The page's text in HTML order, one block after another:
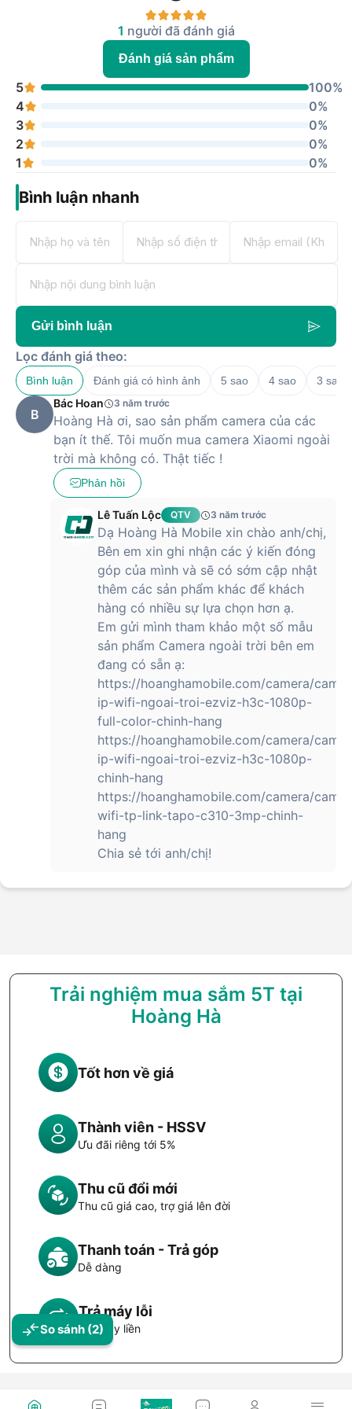
So sánh (2)
1 người đã đánh giá
Đánh giá sản phẩm
5
100%
4
0%
3
0%
2
0%
1
0%
Bình luận nhanh
Gửi bình luận
Lọc đánh giá theo:
Bình luận Đánh giá có hình ảnh 5 sao 4 sao 3 sao
B
Bác Hoan 3 năm trước
Hoàng Hà ơi, sao sản phẩm camera của các
bạn ít thế. Tôi muốn mua camera Xiaomi ngoài
trời mà không có. Thật tiếc !
Phản hồi
Lê Tuấn Lộc QTV 3 năm trước
Dạ Hoàng Hà Mobile xin chào anh/chị,
Bên em xin ghi nhận các ý kiến đóng
góp của mình và sẽ có sớm cập nhật
thêm các sản phẩm khác để khách
hàng có nhiều sự lựa chọn hơn ạ.
Em gửi mình tham khảo một số mẫu
sản phẩm Camera ngoài trời bên em
đang có sẵn ạ:
https://hoanghamobile.com/camera/
ip-wifi-ngoai-troi-ezviz-h3c-1080p-
full-color-chinh-hang
https://hoanghamobile.com/camera/
ip-wifi-ngoai-troi-ezviz-h3c-1080p-
chinh-hang
https://hoanghamobile.com/camera/
wifi-tp-link-tapo-c310-3mp-chinh-
hang
Chia sẻ tới anh/chị!
Trải nghiệm mua sắm 5T tại
Hoàng Hà
Tốt hơn về giá
Thành viên - HSSV
Ưu đãi riêng tới 5%
Thu cũ đổi mới
Thu cũ giá cao, trợ giá lên đời
Thanh toán - Trả góp
Dễ dàng
Trả máy lỗi
Đổi máy liền